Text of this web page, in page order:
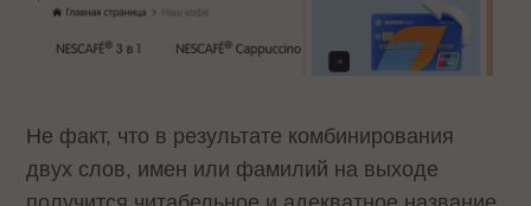
Не факт, что в результате комбинирования
двух слов, имен или фамилий на выходе